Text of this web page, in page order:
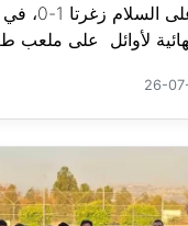
فوز طرابلس
لأوائل على ملعب
26-